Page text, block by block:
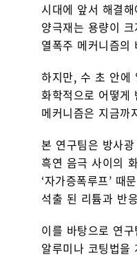
시대에 앞서 해결
양극재는 용량이
열폭주 메커니즘의
하지만, 수 초 안에
화학적으로 어떻게
메커니즘은 지금까
본 연구팀은 방사
흑연 음극 사이의
‘자가증폭루프’ 때
석출 된 리튬과 반
이를 바탕으로 연
알루미나 코팅법